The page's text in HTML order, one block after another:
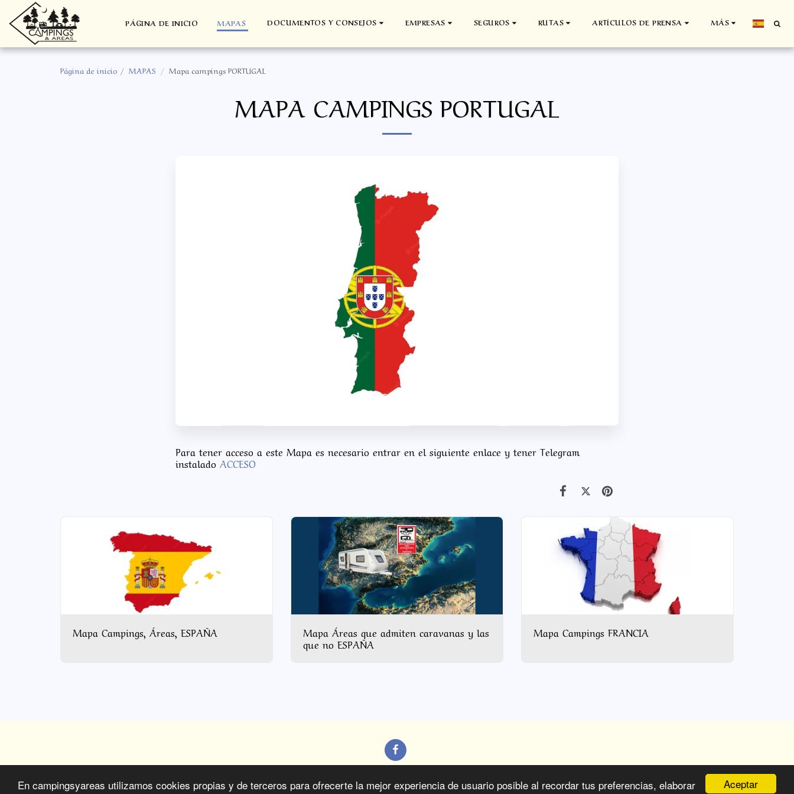
Aceptar
En campingsyareas utilizamos cookies propias y de terceros para ofrecerte la mejor experiencia de usuario posible al recordar tus preferencias, elaborar
PÁGINA DE INICIO MAPAS DOCUMENTOS Y CONSEJOS EMPRESAS SEGUROS RUTAS ARTÍCULOS DE PRENSA MÁS
Página de inicio MAPAS Mapa campings PORTUGAL
MAPA CAMPINGS PORTUGAL
Para tener acceso a este Mapa es necesario entrar en el siguiente enlace y tener Telegram
instalado ACCESO
Mapa Campings, Áreas, ESPAÑA
Mapa Áreas que admiten caravanas y las
que no ESPAÑA
Mapa Campings FRANCIA